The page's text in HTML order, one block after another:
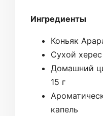
Ингредиенты
Коньяк
Сухой
Домашний
15 г
капель